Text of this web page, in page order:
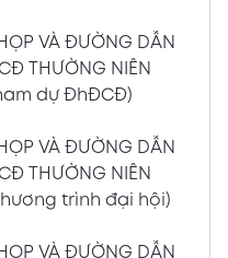
thường niên
TRỊ NĂM 2023
về việc CMC thông
Xem PDF
VÀ ĐƯỜNG DẪN
THƯỜNG NIÊN
dự ĐhĐCĐ)
VÀ ĐƯỜNG DẪN
THƯỜNG NIÊN
trình đại hội)
VÀ ĐƯỜNG DẪN